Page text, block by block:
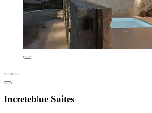
Increteblue Suites